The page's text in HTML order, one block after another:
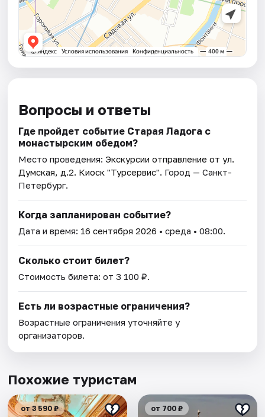
Вопросы и ответы
Где пройдет событие Старая Ладога c
монастырским обедом?
Место проведения:Экскурсии отправление от ул.
Думская, д.2. Киоск "Турсервис". Город — Санкт-
Петербург.
Когда запланирован событие?
Дата и время: 16 сентября 2026 • среда • 08:00.
Сколько стоит билет?
Стоимость билета: от 3 100 ₽.
Есть ли возрастные ограничения?
Возрастные ограничения уточняйте у
организаторов.
Похожие туристам
от 3 590 ₽ от 700 ₽